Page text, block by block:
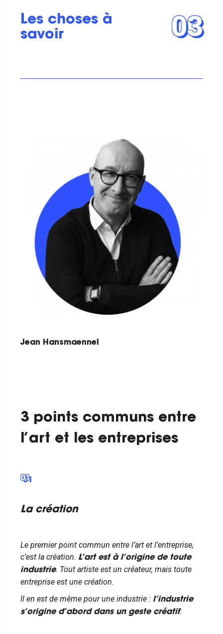
Les choses à
savoir
03
Jean Hansmaennel
3 points communs entre
l’art et les entreprises
01
La création
Le premier point commun entre l’art et l’entreprise,
c’est la création. L’art est à l’origine de toute
industrie. Tout artiste est un créateur, mais toute
entreprise est une création.
Il en est de même pour une industrie : l’industrie
s’origine d’abord dans un geste créatif.